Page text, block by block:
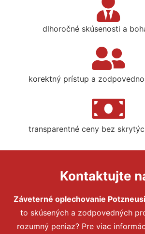
dlhoročné skúsenosti a
korektný prístup a
transparentné ceny bez
Kontaktujte
Záveterné oplechovanie
to skúsených a zodpovedných
rozumný peniaz? Pre viac